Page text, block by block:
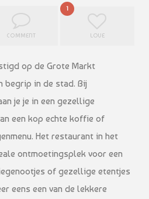
COMMENT
1
LOVE
op de Grote Markt
begrip in de stad. Bij
je je in een gezellige
een kop echte koffie of
Het restaurant in het
ontmoetingsplek voor een
of gezellige etentjes
eens een van de lekkere